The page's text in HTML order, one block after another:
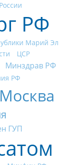
РФ
Марий Эл
ЦСР
Минздрав РФ
РФ
ГУП